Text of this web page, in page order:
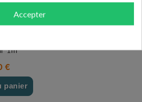
1m
€
panier
Accepter